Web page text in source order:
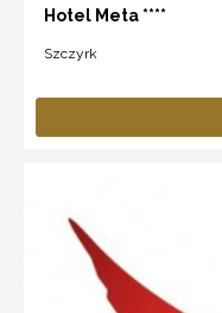
Hotel Meta ****
Szczyrk